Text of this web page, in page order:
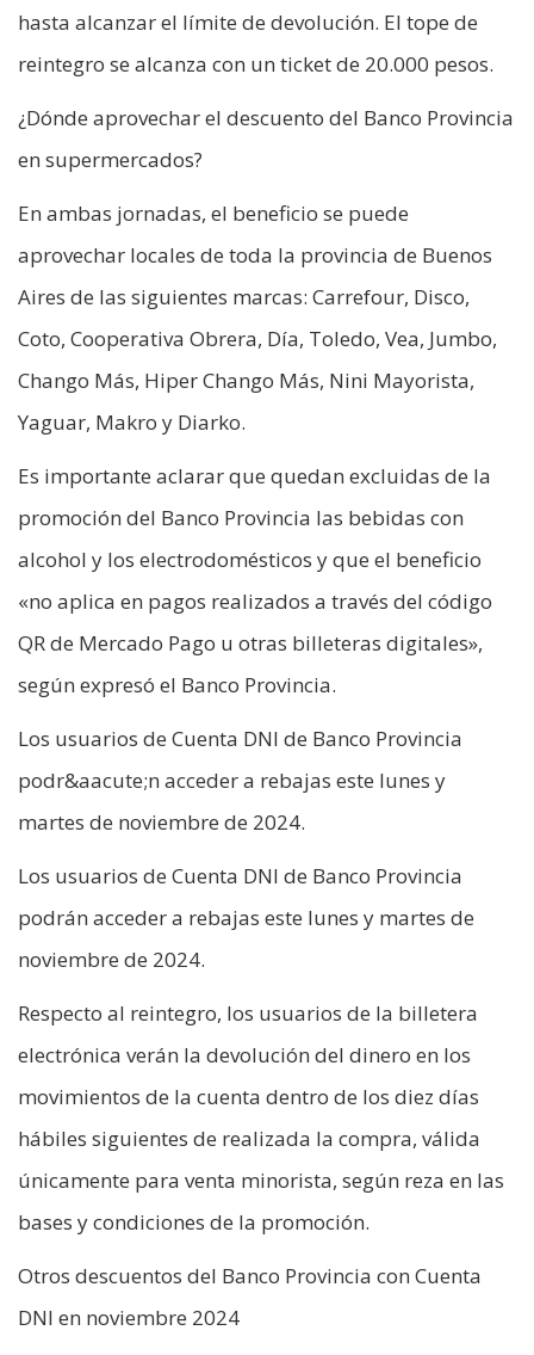
hasta alcanzar el límite de devolución. El tope de
reintegro se alcanza con un ticket de 20.000 pesos.
¿Dónde aprovechar el descuento del Banco Provincia
en supermercados?
En ambas jornadas, el beneficio se puede
aprovechar locales de toda la provincia de Buenos
Aires de las siguientes marcas: Carrefour, Disco,
Coto, Cooperativa Obrera, Día, Toledo, Vea, Jumbo,
Chango Más, Hiper Chango Más, Nini Mayorista,
Yaguar, Makro y Diarko.
Es importante aclarar que quedan excluidas de la
promoción del Banco Provincia las bebidas con
alcohol y los electrodomésticos y que el beneficio
«no aplica en pagos realizados a través del código
QR de Mercado Pago u otras billeteras digitales»,
según expresó el Banco Provincia.
Los usuarios de Cuenta DNI de Banco Provincia
podr&aacute;n acceder a rebajas este lunes y
martes de noviembre de 2024.
Los usuarios de Cuenta DNI de Banco Provincia
podrán acceder a rebajas este lunes y martes de
noviembre de 2024.
Respecto al reintegro, los usuarios de la billetera
electrónica verán la devolución del dinero en los
movimientos de la cuenta dentro de los diez días
hábiles siguientes de realizada la compra, válida
únicamente para venta minorista, según reza en las
bases y condiciones de la promoción.
Otros descuentos del Banco Provincia con Cuenta
DNI en noviembre 2024